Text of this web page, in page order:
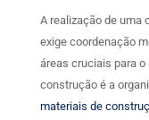
A realização de uma
exige coordenação
áreas cruciais para
construção é a
materiais de